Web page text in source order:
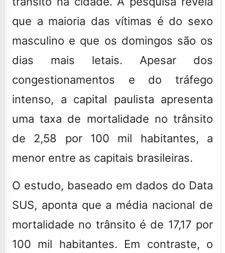
que a maioria das vítimas é do sexo
masculino e que os domingos são os
dias mais letais. Apesar dos
congestionamentos e do tráfego
intenso, a capital paulista apresenta
uma taxa de mortalidade no trânsito
de 2,58 por 100 mil habitantes, a
menor entre as capitais brasileiras.
O estudo, baseado em dados do Data
SUS, aponta que a média nacional de
mortalidade no trânsito é de 17,17 por
100 mil habitantes. Em contraste, o